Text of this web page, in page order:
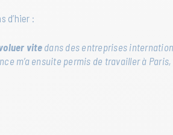
d’hier :
vitedans des entreprises
m’a ensuite permis de travailler à